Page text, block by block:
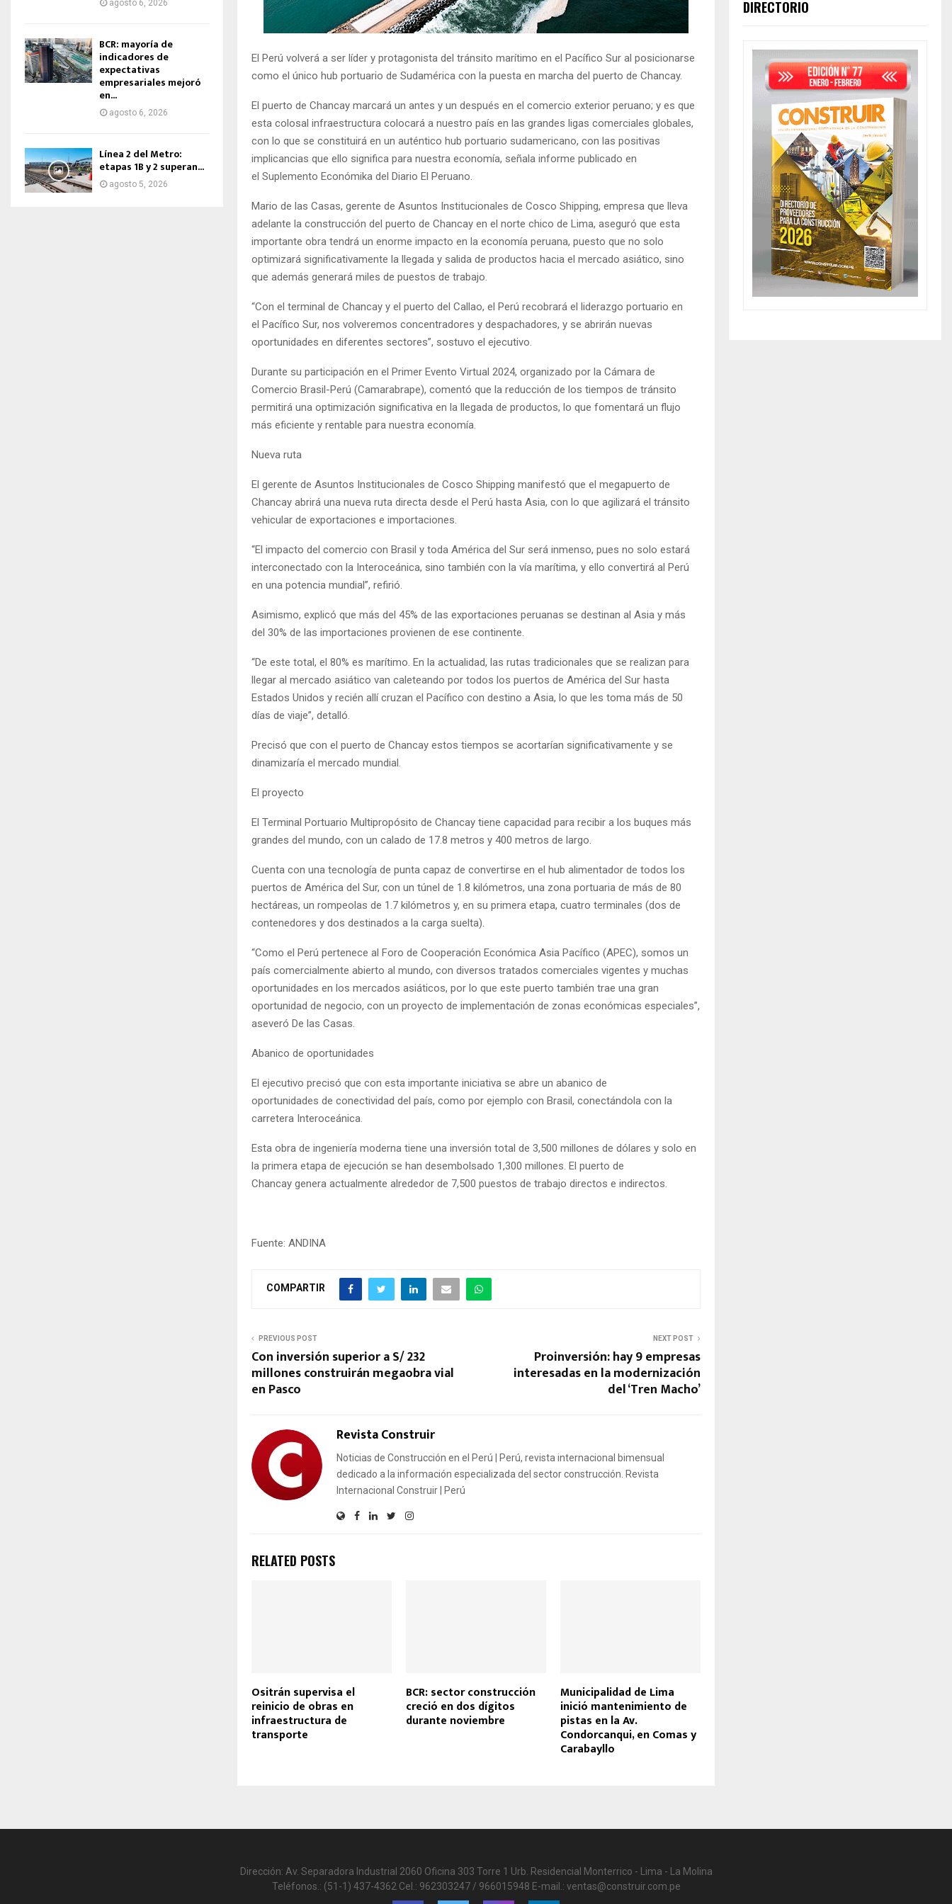
El Perú volverá a ser líder y protagonista del tránsito marítimo en el Pacífico Sur al posicionarse
como el único hub portuario de Sudamérica con la puesta en marcha del puerto de Chancay.
El puerto de Chancay marcará un antes y un después en el comercio exterior peruano; y es que
esta colosal infraestructura colocará a nuestro país en las grandes ligas comerciales globales,
con lo que se constituirá en un auténtico hub portuario sudamericano, con las positivas
implicancias que ello significa para nuestra economía, señala informe publicado en
el Suplemento Económika del Diario El Peruano.
Mario de las Casas, gerente de Asuntos Institucionales de Cosco Shipping, empresa que lleva
adelante la construcción del puerto de Chancay en el norte chico de Lima, aseguró que esta
importante obra tendrá un enorme impacto en la economía peruana, puesto que no solo
optimizará significativamente la llegada y salida de productos hacia el mercado asiático, sino
que además generará miles de puestos de trabajo.
“Con el terminal de Chancay y el puerto del Callao, el Perú recobrará el liderazgo portuario en
el Pacífico Sur, nos volveremos concentradores y despachadores, y se abrirán nuevas
oportunidades en diferentes sectores”, sostuvo el ejecutivo.
Durante su participación en el Primer Evento Virtual 2024, organizado por la Cámara de
Comercio Brasil-Perú (Camarabrape), comentó que la reducción de los tiempos de tránsito
permitirá una optimización significativa en la llegada de productos, lo que fomentará un flujo
más eficiente y rentable para nuestra economía.
Nueva ruta
El gerente de Asuntos Institucionales de Cosco Shipping manifestó que el megapuerto de
Chancay abrirá una nueva ruta directa desde el Perú hasta Asia, con lo que agilizará el tránsito
vehicular de exportaciones e importaciones.
“El impacto del comercio con Brasil y toda América del Sur será inmenso, pues no solo estará
interconectado con la Interoceánica, sino también con la vía marítima, y ello convertirá al Perú
en una potencia mundial”, refirió.
Asimismo, explicó que más del 45% de las exportaciones peruanas se destinan al Asia y más
del 30% de las importaciones provienen de ese continente.
“De este total, el 80% es marítimo. En la actualidad, las rutas tradicionales que se realizan para
llegar al mercado asiático van caleteando por todos los puertos de América del Sur hasta
Estados Unidos y recién allí cruzan el Pacífico con destino a Asia, lo que les toma más de 50
días de viaje”, detalló.
Precisó que con el puerto de Chancay estos tiempos se acortarían significativamente y se
dinamizaría el mercado mundial.
El proyecto
El Terminal Portuario Multipropósito de Chancay tiene capacidad para recibir a los buques más
grandes del mundo, con un calado de 17.8 metros y 400 metros de largo.
Cuenta con una tecnología de punta capaz de convertirse en el hub alimentador de todos los
puertos de América del Sur, con un túnel de 1.8 kilómetros, una zona portuaria de más de 80
hectáreas, un rompeolas de 1.7 kilómetros y, en su primera etapa, cuatro terminales (dos de
contenedores y dos destinados a la carga suelta).
“Como el Perú pertenece al Foro de Cooperación Económica Asia Pacífico (APEC), somos un
país comercialmente abierto al mundo, con diversos tratados comerciales vigentes y muchas
oportunidades en los mercados asiáticos, por lo que este puerto también trae una gran
oportunidad de negocio, con un proyecto de implementación de zonas económicas especiales”,
aseveró De las Casas.
Abanico de oportunidades
El ejecutivo precisó que con esta importante iniciativa se abre un abanico de
oportunidades de conectividad del país, como por ejemplo con Brasil, conectándola con la
carretera Interoceánica.
Esta obra de ingeniería moderna tiene una inversión total de 3,500 millones de dólares y solo en
la primera etapa de ejecución se han desembolsado 1,300 millones. El puerto de
Chancay genera actualmente alrededor de 7,500 puestos de trabajo directos e indirectos.
Fuente: ANDINA
COMPARTIR
PREVIOUS POST
Con inversión superior a S/ 232
millones construirán megaobra vial
en Pasco
NEXT POST
Proinversión: hay 9 empresas
interesadas en la modernización
del ‘Tren Macho’
Revista Construir
Noticias de Construcción en el Perú | Perú, revista internacional bimensual
dedicado a la información especializada del sector construcción. Revista
Internacional Construir | Perú
RELATED POSTS
Ositrán supervisa el
reinicio de obras en
infraestructura de
transporte
BCR: sector construcción
creció en dos dígitos
durante noviembre
Municipalidad de Lima
inició mantenimiento de
pistas en la Av.
Condorcanqui, en Comas y
Carabayllo
agosto 6, 2026
BCR: mayoría de
indicadores de
expectativas
empresariales mejoró
en...
agosto 6, 2026
Línea 2 del Metro:
etapas 1B y 2 superan...
agosto 5, 2026
DIRECTORIO
Dirección: Av. Separadora Industrial 2060 Oficina 303 Torre 1 Urb. Residencial Monterrico - Lima - La Molina
Teléfonos.: (51-1) 437-4362 Cel.: 962303247 / 966015948 E-mail.: ventas@construir.com.pe